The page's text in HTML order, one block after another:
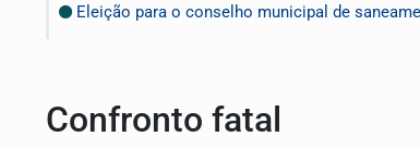
Eleição para o conselho municipal de
Confronto fatal